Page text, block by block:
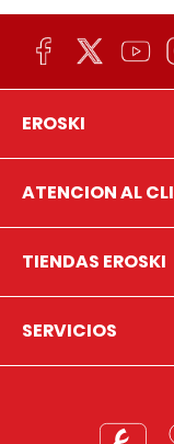
EROSKI
ATENCION AL
TIENDAS EROSKI
SERVICIOS